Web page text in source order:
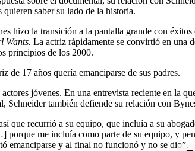
saber su lado de la historia.
hizo la transición a la pantalla grande con éxitos
Wants. La actriz rápidamente se convirtió en una
principios de los 2000.
de 17 años quería emanciparse de sus padres.
jóvenes. En una entrevista reciente en la
Schneider también defiende su relación con
que recurrió a su equipo, que incluía a su
porque me incluía como parte de su equipo, y
emanciparse y al final no funcionó y no se dio”.